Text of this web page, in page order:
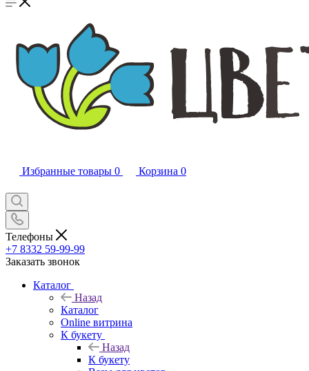
Избранные товары 0 Корзина 0
Телефоны
+7 8332 59-99-99
Заказать звонок
Каталог
Назад
Каталог
Online витрина
К букету
Назад
К букету